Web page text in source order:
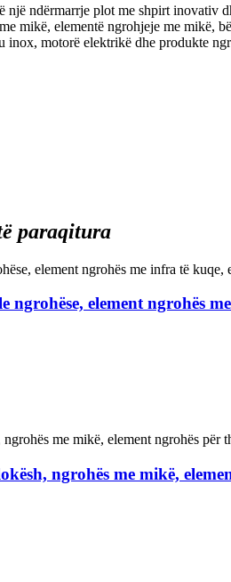
ndërmarrje plot me shpirt inovativ
mikë, elementë ngrohjeje me mikë,
motorë elektrikë dhe produkte
paraqitura
ngrohëse, element ngrohës
ngrohës me mikë,